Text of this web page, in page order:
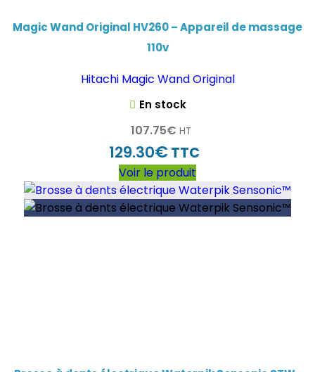
Magic Wand Original HV260 – Appareil de massage
110v
Hitachi Magic Wand Original
En stock
107.75€ HT
129.30€ TTC
Voir le produit